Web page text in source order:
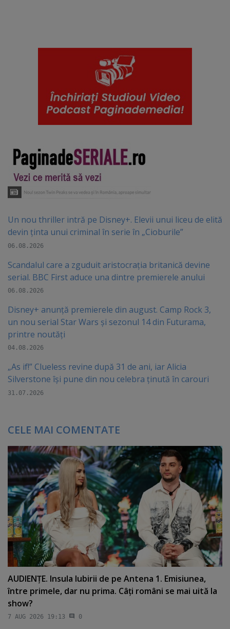
Un nou thriller intră pe Disney+. Elevii unui liceu de elită
devin ținta unui criminal în serie în „Cioburile”
06.08.2026
Scandalul care a zguduit aristocrația britanică devine
serial. BBC First aduce una dintre premierele anului
06.08.2026
Disney+ anunță premierele din august. Camp Rock 3,
un nou serial Star Wars și sezonul 14 din Futurama,
printre noutăți
04.08.2026
„As if!” Clueless revine după 31 de ani, iar Alicia
Silverstone își pune din nou celebra ținută în carouri
31.07.2026
CELE MAI COMENTATE
AUDIENŢE. Insula Iubirii de pe Antena 1. Emisiunea,
între primele, dar nu prima. Câţi români se mai uită la
show?
7 AUG 2026 19:13 0